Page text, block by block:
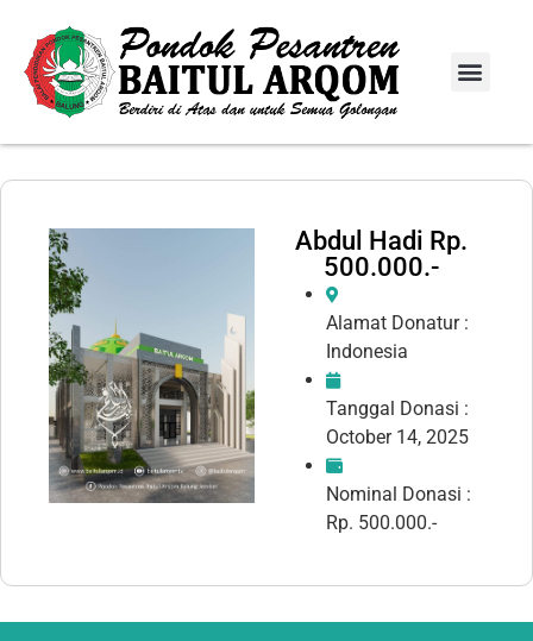
Abdul Hadi Rp.
500.000.-
Alamat Donatur :
Indonesia
Tanggal Donasi :
October 14, 2025
Nominal Donasi :
Rp. 500.000.-